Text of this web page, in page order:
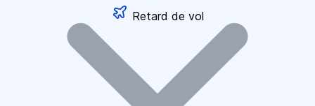
Retard de vol